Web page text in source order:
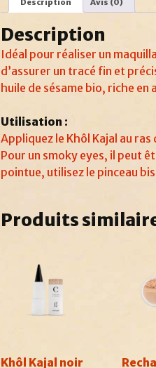
Description Avis (0)
Description
Idéal pour réaliser un
d’assurer un tracé fin et
huile de sésame bio, riche
Utilisation :
Appliquez le Khôl Kajal au
Pour un smoky eyes, il peut
pointue, utilisez le pinceau
Produits
Khôl Kajal noir